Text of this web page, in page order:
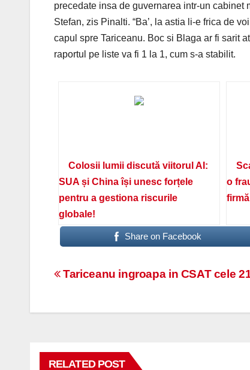
precedate insa de guvernarea intr-un
Stefan, zis Pinalti. “Ba’, la astia li-e frica de
capul spre Tariceanu. Boc si Blaga ar fi sarit
raportul pe liste va fi 1 la 1, cum s-a stabilit.
Colosii lumii discută viitorul AI:
SUA și China își unesc forțele
pentru a gestiona riscurile
globale!
o
Share on Facebook
Navigare
Tariceanu ingroapa in CSAT cele
RELATED POST